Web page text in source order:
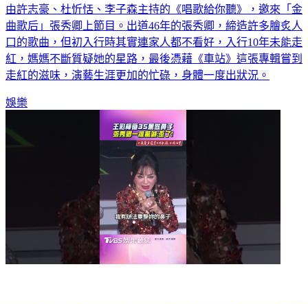
由許志豪、杜忻恬、李子森主持的《唱歌給你聽》，邀來「金
曲歌后」張秀卿上節目。出道46年的張秀卿，締造許多膾炙人
口的歌曲，但初入行時其實連家人都不看好，入行10年未能走
紅，媽媽不斷質疑她的星路，最後憑藉《車站》這張專輯嘗到
走紅的滋味，演藝生涯更加的忙碌，身體一度出狀況。
娛樂